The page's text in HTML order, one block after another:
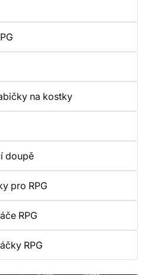
na kostky
doupě
pro RPG
RPG
RPG